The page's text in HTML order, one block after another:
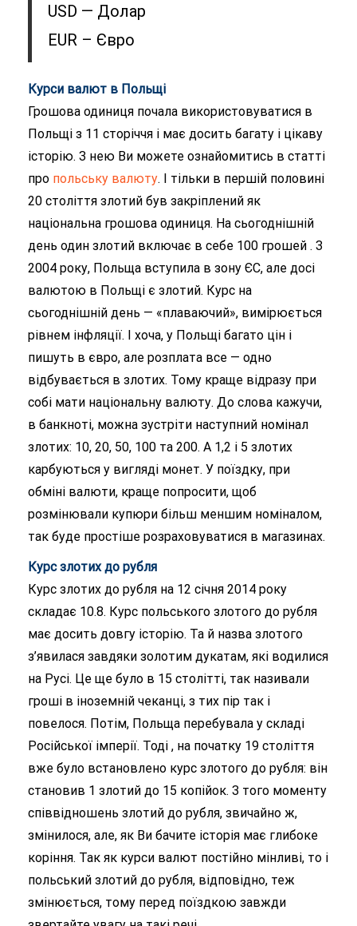
USD — Долар
EUR – Євро
Курси валют в Польщі
Грошова одиниця почала використовуватися в
Польщі з 11 сторіччя і має досить багату і цікаву
історію. З нею Ви можете ознайомитись в статті
про польську валюту. І тільки в першій половині
20 століття злотий був закріплений як
національна грошова одиниця. На сьогоднішній
день один злотий включає в себе 100 грошей . З
2004 року, Польща вступила в зону ЄС, але досі
валютою в Польщі є злотий. Курс на
сьогоднішній день — «плаваючий», вимірюється
рівнем інфляції. І хоча, у Польщі багато цін і
пишуть в євро, але розплата все — одно
відбувається в злотих. Тому краще відразу при
собі мати національну валюту. До слова кажучи,
в банкноті, можна зустріти наступний номінал
злотих: 10, 20, 50, 100 та 200. А 1,2 і 5 злотих
карбуються у вигляді монет. У поїздку, при
обміні валюти, краще попросити, щоб
розмінювали купюри більш меншим номіналом,
так буде простіше розраховуватися в магазинах.
Курс злотих до рубля
Курс злотих до рубля на 12 січня 2014 року
складає 10.8. Курс польського злотого до рубля
має досить довгу історію. Та й назва злотого
з’явилася завдяки золотим дукатам, які водилися
на Русі. Це ще було в 15 столітті, так називали
гроші в іноземній чеканці, з тих пір так і
повелося. Потім, Польща перебувала у складі
Російської імперії. Тоді , на початку 19 століття
вже було встановлено курс злотого до рубля: він
становив 1 злотий до 15 копійок. З того моменту
співвідношень злотий до рубля, звичайно ж,
змінилося, але, як Ви бачите історія має глибоке
коріння. Так як курси валют постійно мінливі, то і
польський злотий до рубля, відповідно, теж
змінюється, тому перед поїздкою завжди